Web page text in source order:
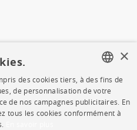
FRENCH
ENGLISH
×
des cookies tiers, à des fins de
de personnalisation de votre
de nos campagnes publicitaires. En
tous les cookies conformément à